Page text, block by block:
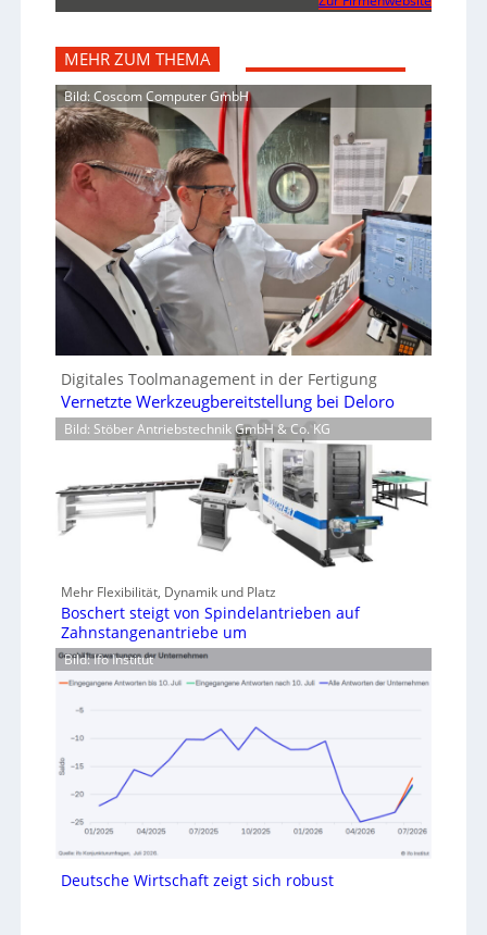
MEHR ZUM THEMA
Bild: Coscom Computer GmbH
Digitales Toolmanagement in der Fertigung
Vernetzte Werkzeugbereitstellung bei Deloro
Bild: Stöber Antriebstechnik GmbH & Co. KG
Mehr Flexibilität, Dynamik und Platz
Boschert steigt von Spindelantrieben auf
Zahnstangenantriebe um
Bild: Ifo Institut
Deutsche Wirtschaft zeigt sich robust